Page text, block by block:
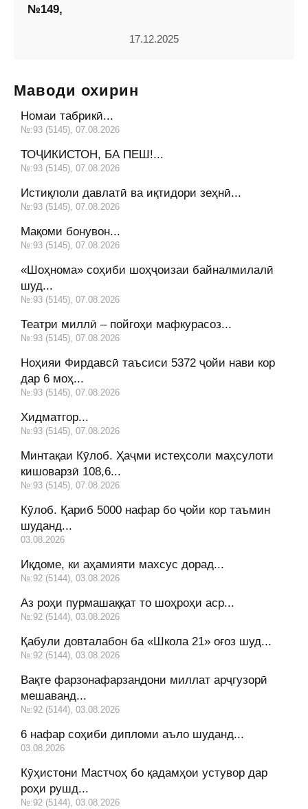
№149,
17.12.2025
Маводи охирин
Номаи табрикӣ...
№:93 (5145), 07.08.2026
ТОҶИКИСТОН, БА ПЕШ!...
№:93 (5145), 07.08.2026
Истиқлоли давлатӣ ва иқтидори зеҳнӣ...
№:93 (5145), 07.08.2026
Мақоми бонувон...
№:93 (5145), 07.08.2026
«Шоҳнома» соҳиби шоҳҷоизаи байналмилалӣ
шуд...
№:93 (5145), 07.08.2026
Театри миллӣ – пойгоҳи мафкурасоз...
№:93 (5145), 07.08.2026
Ноҳияи Фирдавсӣ таъсиси 5372 ҷойи нави кор
дар 6 моҳ...
№:93 (5145), 07.08.2026
Хидматгор...
№:93 (5145), 07.08.2026
Минтақаи Кӯлоб. Ҳаҷми истеҳсоли маҳсулоти
кишоварзӣ 108,6...
№:93 (5145), 07.08.2026
Кӯлоб. Қариб 5000 нафар бо ҷойи кор таъмин
шуданд...
03.08.2026
Иқдоме, ки аҳамияти махсус дорад...
№:92 (5144), 03.08.2026
Аз роҳи пурмашаққат то шоҳроҳи аср...
№:92 (5144), 03.08.2026
Қабули довталабон ба «Школа 21» оғоз шуд...
№:92 (5144), 03.08.2026
Вақте фарзонафарзандони миллат арҷгузорӣ
мешаванд...
№:92 (5144), 03.08.2026
6 нафар соҳиби дипломи аъло шуданд...
03.08.2026
Кӯҳистони Мастчоҳ бо қадамҳои устувор дар
роҳи рушд...
№:92 (5144), 03.08.2026